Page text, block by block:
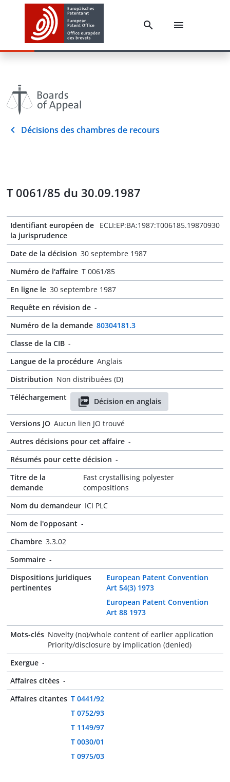
Décisions des chambres de recours
T 0061/85 du 30.09.1987
Identifiant européen de
la jurisprudence
ECLI:EP:BA:1987:T006185.19870930
Date de la décision 30 septembre 1987
Numéro de l'affaire T 0061/85
En ligne le 30 septembre 1987
Requête en révision de -
Numéro de la demande 80304181.3
Classe de la CIB -
Langue de la procédure Anglais
Distribution Non distribuées (D)
Téléchargement
Décision en anglais
Versions JO Aucun lien JO trouvé
Autres décisions pour cet affaire -
Résumés pour cette décision -
Titre de la
demande
Fast crystallising polyester
compositions
Nom du demandeur ICI PLC
Nom de l'opposant -
Chambre 3.3.02
Sommaire -
Dispositions juridiques
pertinentes
European Patent Convention
Art 54(3) 1973
European Patent Convention
Art 88 1973
Mots-clés Novelty (no)/whole content of earlier application
Priority/disclosure by implication (denied)
Exergue -
Affaires citées -
Affaires citantes T 0441/92
T 0752/93
T 1149/97
T 0030/01
T 0975/03